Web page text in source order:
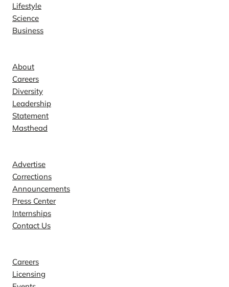
Lifestyle
Science
Business
About
Careers
Diversity
Leadership
Statement
Masthead
Advertise
Corrections
Announcements
Press Center
Internships
Contact Us
Careers
Licensing